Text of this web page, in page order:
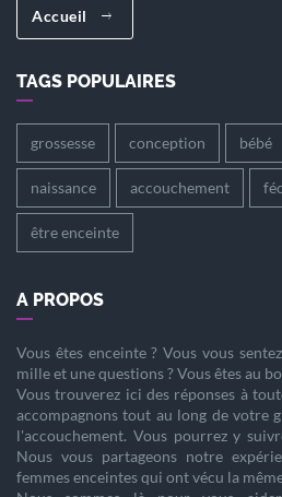
Accueil
TAGS POPULAIRES
grossesse conception bébé
naissance accouchement
être enceinte
A PROPOS
Vous êtes enceinte? Vous vous
mille et une questions ? Vous êtes au
Vous trouverez ici des réponses à
accompagnons tout au long de votre
l'accouchement. Vous pourrez y
Nous vous partageons notre
femmes enceintes qui ont vécu la